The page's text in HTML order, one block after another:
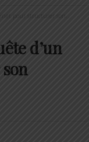
pour structurer son...
d’un